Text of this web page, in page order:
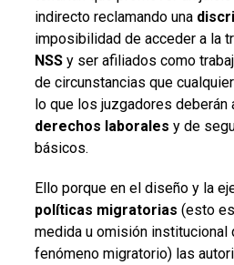
indirecto reclamando una
imposibilidad de acceder a la
NSSy ser afiliados como
de circunstancias que
lo que los juzgadores deberán
derechos laborales y de
básicos.
Ello porque en el diseño y la
políticas migratorias (esto
medida u omisión institucional
fenómeno migratorio) las